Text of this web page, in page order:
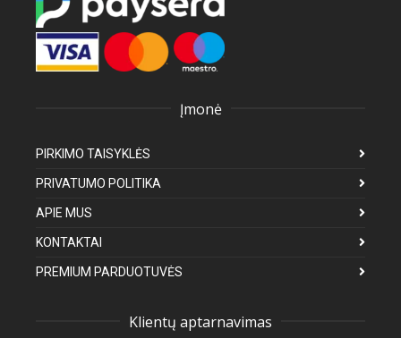
Įmonė
PIRKIMO TAISYKLĖS
PRIVATUMO POLITIKA
APIE MUS
KONTAKTAI
PREMIUM PARDUOTUVĖS
Klientų aptarnavimas